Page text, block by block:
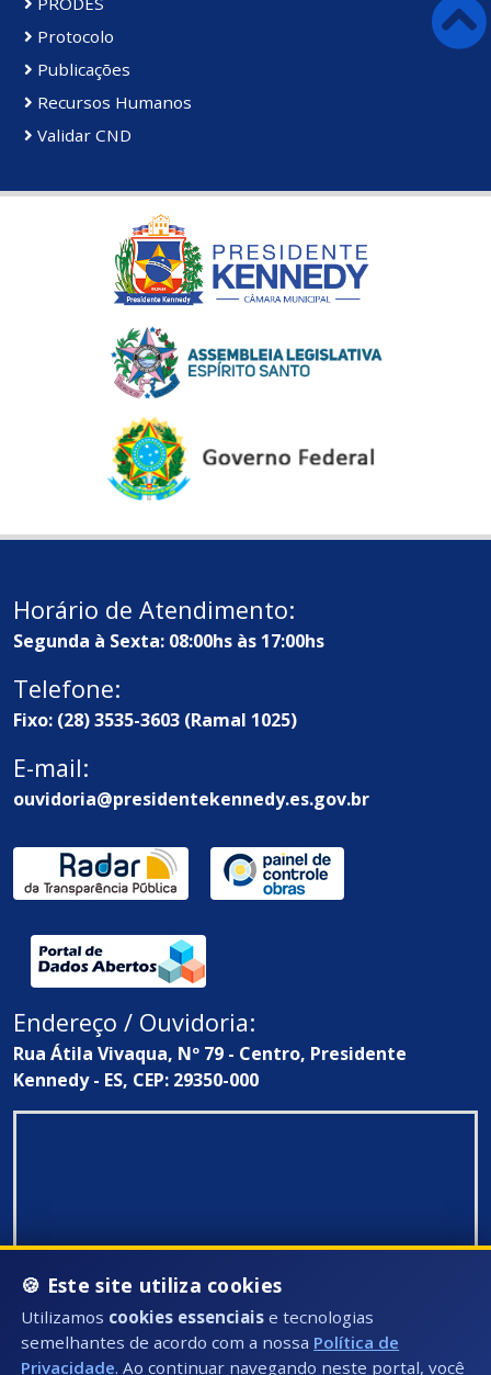
Protocolo
Publicações
Recursos Humanos
Validar CND
Horário de Atendimento:
Segunda à Sexta: 08:00hs às 17:00hs
Telefone:
Fixo: (28) 3535-3603 (Ramal 1025)
E-mail:
ouvidoria@presidentekennedy.es.gov.br
Endereço / Ouvidoria:
Rua Átila Vivaqua, Nº 79 - Centro, Presidente
Kennedy - ES, CEP: 29350-000
🍪 Este site utiliza cookies
Utilizamos cookies essenciais e tecnologias
semelhantes de acordo com a nossa Política de
Privacidade. Ao continuar navegando neste portal, você